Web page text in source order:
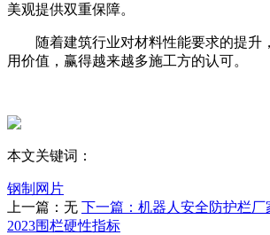
美观提供双重保障。
随着建筑行业对材料性能要求的提升
用价值，赢得越来越多施工方的认可。
本文关键词：
钢制网片
上一篇：无 下一篇：机器人安全防护栏厂
2023围栏硬性指标